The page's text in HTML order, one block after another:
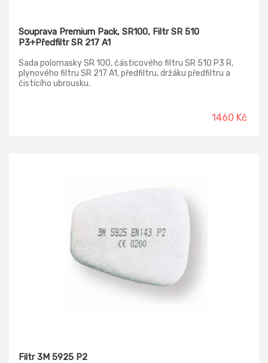
Souprava Premium Pack, SR100, Filtr SR 510
P3+Předfiltr SR 217 A1
Sada polomasky SR 100, částicového filtru SR 510 P3 R,
plynového filtru SR 217 A1, předfiltru, držáku předfiltru a
čistícího ubrousku.
1460 Kč
Filtr 3M 5925 P2